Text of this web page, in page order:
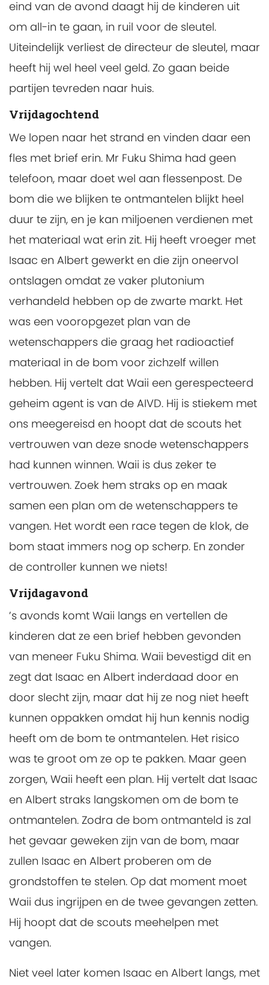
eind van de avond daagt hij de kinderen uit
om all-in te gaan, in ruil voor de sleutel.
Uiteindelijk verliest de directeur de sleutel, maar
heeft hij wel heel veel geld. Zo gaan beide
partijen tevreden naar huis.
Vrijdagochtend
We lopen naar het strand en vinden daar een
fles met brief erin. Mr Fuku Shima had geen
telefoon, maar doet wel aan flessenpost. De
bom die we blijken te ontmantelen blijkt heel
duur te zijn, en je kan miljoenen verdienen met
het materiaal wat erin zit. Hij heeft vroeger met
Isaac en Albert gewerkt en die zijn oneervol
ontslagen omdat ze vaker plutonium
verhandeld hebben op de zwarte markt. Het
was een vooropgezet plan van de
wetenschappers die graag het radioactief
materiaal in de bom voor zichzelf willen
hebben. Hij vertelt dat Waii een gerespecteerd
geheim agent is van de AIVD. Hij is stiekem met
ons meegereisd en hoopt dat de scouts het
vertrouwen van deze snode wetenschappers
had kunnen winnen. Waii is dus zeker te
vertrouwen. Zoek hem straks op en maak
samen een plan om de wetenschappers te
vangen. Het wordt een race tegen de klok, de
bom staat immers nog op scherp. En zonder
de controller kunnen we niets!
Vrijdagavond
’s avonds komt Waii langs en vertellen de
kinderen dat ze een brief hebben gevonden
van meneer Fuku Shima. Waii bevestigd dit en
zegt dat Isaac en Albert inderdaad door en
door slecht zijn, maar dat hij ze nog niet heeft
kunnen oppakken omdat hij hun kennis nodig
heeft om de bom te ontmantelen. Het risico
was te groot om ze op te pakken. Maar geen
zorgen, Waii heeft een plan. Hij vertelt dat Isaac
en Albert straks langskomen om de bom te
ontmantelen. Zodra de bom ontmanteld is zal
het gevaar geweken zijn van de bom, maar
zullen Isaac en Albert proberen om de
grondstoffen te stelen. Op dat moment moet
Waii dus ingrijpen en de twee gevangen zetten.
Hij hoopt dat de scouts meehelpen met
vangen.
Niet veel later komen Isaac en Albert langs, met